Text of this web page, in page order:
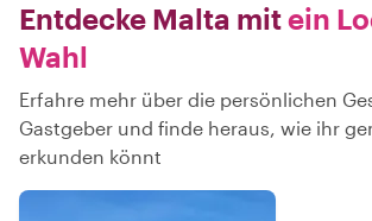
Entdecke Malta mitein
Wahl
Erfahre mehr über die persönlichen
Gastgeber und finde heraus, wie ihr
erkunden könnt